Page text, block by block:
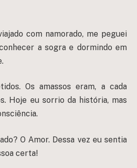
com namorado, me peguei
a sogra e dormindo em
Os amassos eram, a cada
Hoje eu sorrio da história, mas
O Amor. Dessa vez eu sentia
certa!